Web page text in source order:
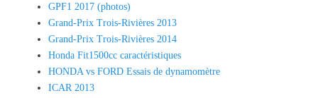
GPF1 2017 (photos)
Grand-Prix Trois-Rivières 2013
Grand-Prix Trois-Rivières 2014
Honda Fit1500cc caractéristiques
HONDA vs FORD Essais de dynamomètre
ICAR 2013